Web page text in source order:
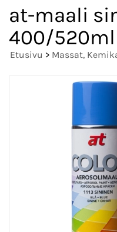
at-maali
400/520ml
Etusivu > Massat,